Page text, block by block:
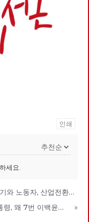
인쇄
하세요.
[미래에서 온 편지 41호] 특집 : 기후위기와 노동자, 산업전환을 넘어 체제전환으로
[미래에서 온 편지 41호] 기획 : 20대 대통령, 왜 7번 이백윤인가?
»